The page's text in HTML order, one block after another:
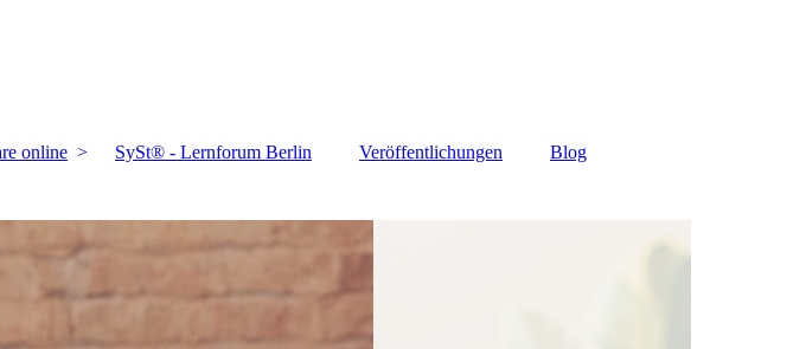
online SySt® - Lernforum Berlin Veröffentlichungen Blog